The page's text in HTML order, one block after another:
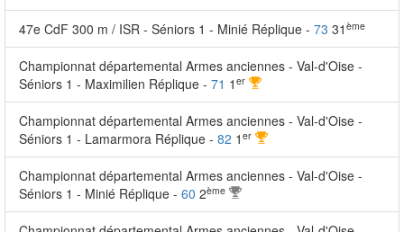
47e CdF 300 m / ISR - Séniors 1 - Minié Réplique - 73 31 ème
Championnat départemental Armes anciennes - Val-d'Oise -
Séniors 1 - Maximilien Réplique - 71 1 er
Championnat départemental Armes anciennes - Val-d'Oise -
Séniors 1 - Lamarmora Réplique - 82 1 er
Championnat départemental Armes anciennes - Val-d'Oise -
Séniors 1 - Minié Réplique - 60 2ème